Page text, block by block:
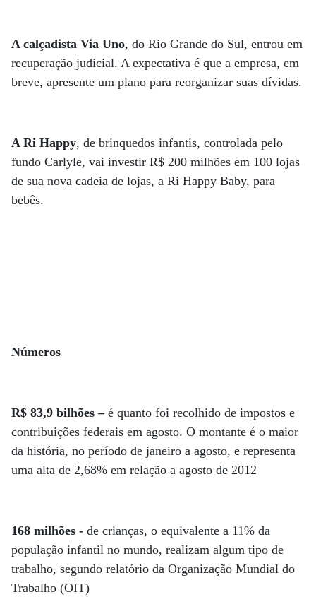
A calçadista Via Uno, do Rio Grande do Sul, entrou em
recuperação judicial. A expectativa é que a empresa, em
breve, apresente um plano para reorganizar suas dívidas.
A Ri Happy, de brinquedos infantis, controlada pelo
fundo Carlyle, vai investir R$ 200 milhões em 100 lojas
de sua nova cadeia de lojas, a Ri Happy Baby, para
bebês.
Números
R$ 83,9 bilhões –é quanto foi recolhido de impostos e
contribuições federais em agosto. O montante é o maior
da história, no período de janeiro a agosto, e representa
uma alta de 2,68% em relação a agosto de 2012
168 milhões - de crianças, o equivalente a 11% da
população infantil no mundo, realizam algum tipo de
trabalho, segundo relatório da Organização Mundial do
Trabalho (OIT)